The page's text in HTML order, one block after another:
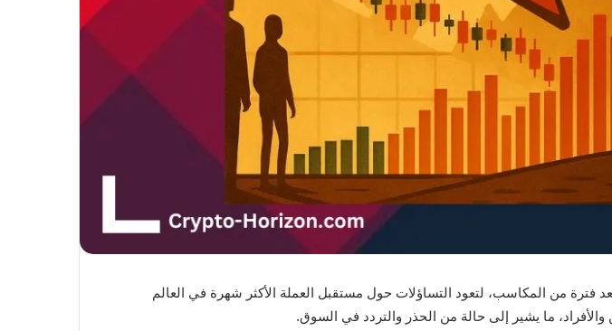
فترة من المكاسب، لتعود التساؤلات حول مستقبل العملة الأكثر شهرة في العالم
ما يشير إلى حالة من الحذر والتردد في السوق.